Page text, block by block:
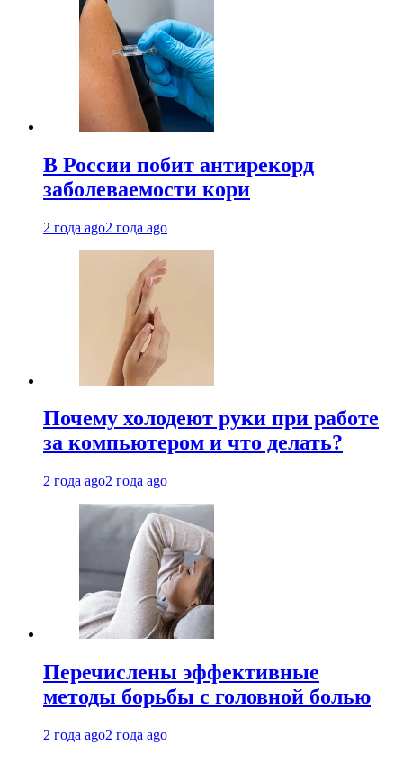
В России побит антирекорд
заболеваемости кори
2 года ago2 года ago
Почему холодеют руки при работе
за компьютером и что делать?
2 года ago2 года ago
Перечислены эффективные
методы борьбы с головной болью
2 года ago2 года ago